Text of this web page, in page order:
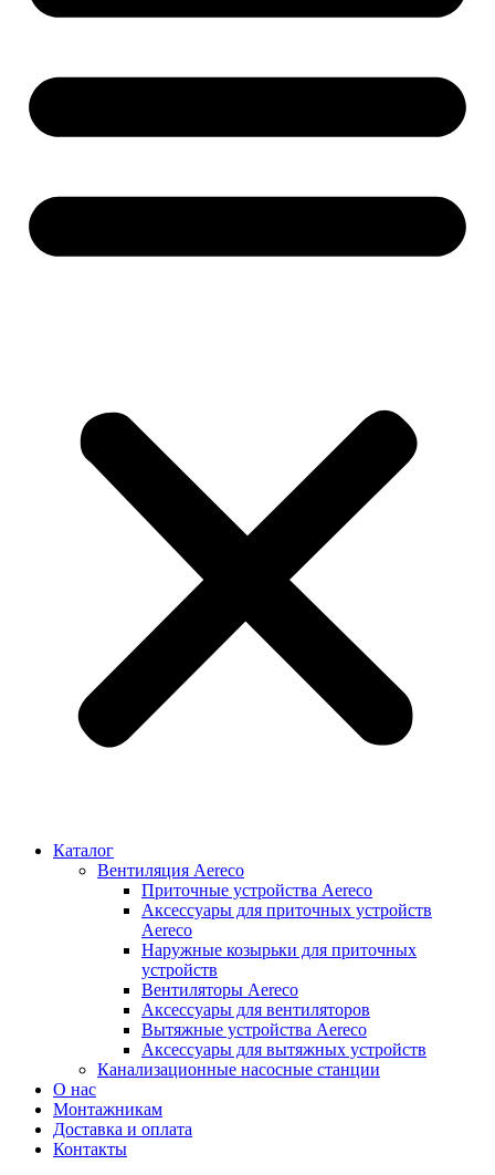
Каталог
Вентиляция Aereco
Приточные устройства Aereco
Аксессуары для приточных устройств
Aereco
Наружные козырьки для приточных
устройств
Вентиляторы Aereco
Аксессуары для вентиляторов
Вытяжные устройства Aereco
Аксессуары для вытяжных устройств
Канализационные насосные станции
О нас
Монтажникам
Доставка и оплата
Контакты